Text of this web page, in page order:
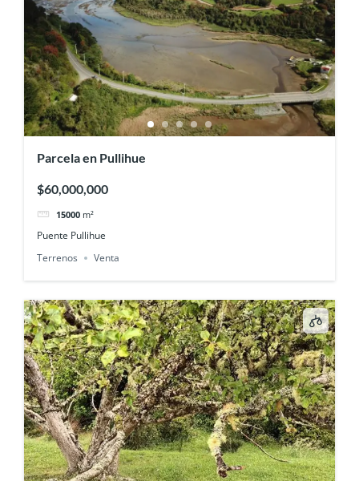
Parcela en Pullihue
$60,000,000
15000 m²
Puente Pullihue
Terrenos
Venta